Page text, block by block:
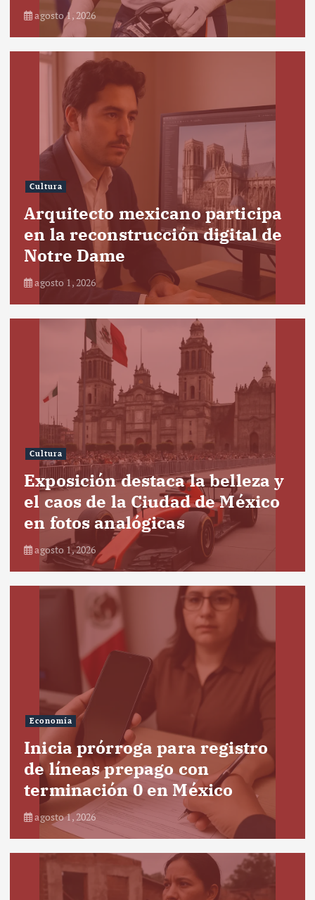
agosto 1, 2026
Cultura
Arquitecto mexicano participa
en la reconstrucción digital de
Notre Dame
agosto 1, 2026
Cultura
Exposición destaca la belleza y
el caos de la Ciudad de México
en fotos analógicas
agosto 1, 2026
Economía
Inicia prórroga para registro
de líneas prepago con
terminación 0 en México
agosto 1, 2026